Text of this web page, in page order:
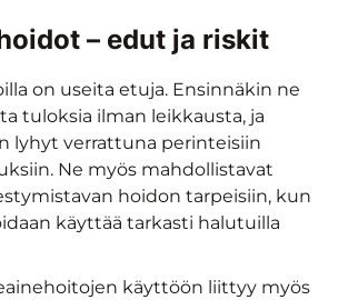
– edut ja riskit
on useita etuja. Ensinnäkin ne
tuloksia ilman leikkausta, ja
lyhyt verrattuna perinteisiin
Ne myös mahdollistavat
hoidon tarpeisiin, kun
käyttää tarkasti halutuilla
käyttöön liittyy myös